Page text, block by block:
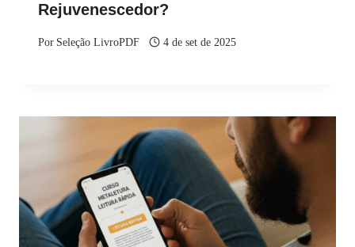
Rejuvenescedor?
Por Seleção LivroPDF 4 de set de 2025